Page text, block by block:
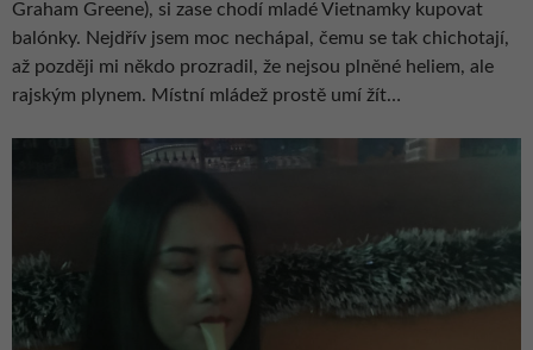
Graham Greene), si zase chodí mladé Vietnamky kupovat
balónky. Nejdřív jsem moc nechápal, čemu se tak chichotají,
až později mi někdo prozradil, že nejsou plněné heliem, ale
rajským plynem. Místní mládež prostě umí žít…